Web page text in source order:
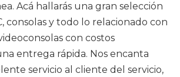
Acá hallarás una gran selección
consolas y todo lo relacionado con
con costos
entrega rápida. Nos encanta
servicio al cliente del servicio,